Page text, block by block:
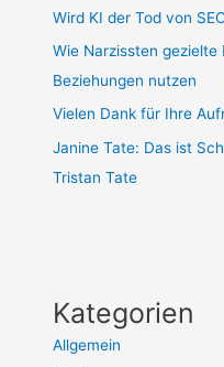
Wird KI der Tod von
Wie Narzissten
Beziehungen nutzen
Vielen Dank für Ihre
Janine Tate: Das ist
Tristan Tate
Kategorien
Allgemein